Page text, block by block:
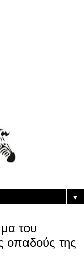
▼
του
οπαδούς της